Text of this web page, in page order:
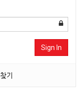
Sign In
기